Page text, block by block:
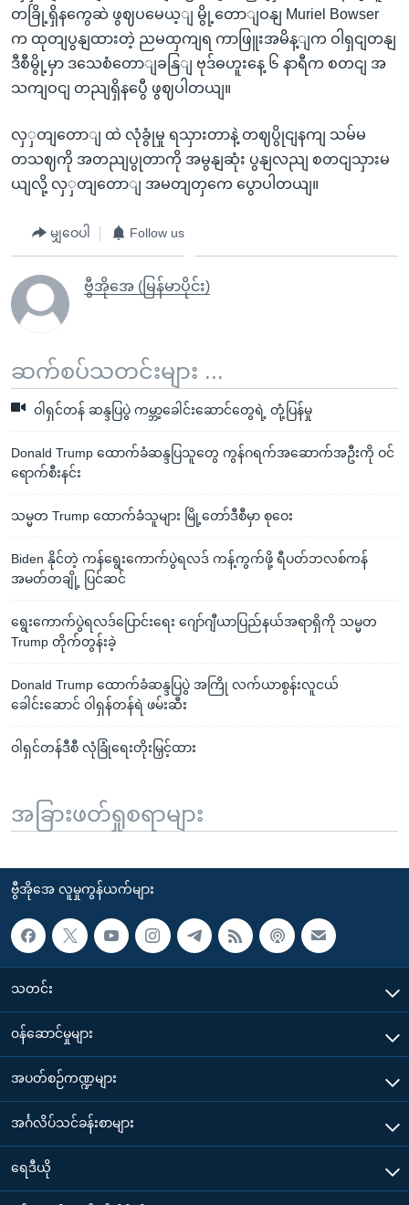
တခြို့ရှိနကွေဆဲ ဖွဈပမေယ့ျ မွို့တောျဝနျ Muriel Bowser
က ထုတျပွနျထားတဲ့ ညမထှကျရ ကာဖြူးအမိန့ျက ဝါရှငျတနျ
ဒီစီမွို့မှာ ဒသေစံတောျခနြျ ဗုဒ်ဓဟူးနေ့ ၆ နာရီက စတငျ အ
သကျဝငျ တညျရှိနပွေီ ဖွဈပါတယျ။
လှှတျတောျ ထဲ လုံခွုံမှု ရသှားတာနဲ့ တဈပွိုငျနကျ သမ်မ
တသဈကို အတညျပွုတာကို အမွနျဆုံး ပွနျလညျ စတငျသှားမ
ယျလို့ လှှတျတောျ အမတျတှကေ ပွောပါတယျ။
မျှဝေပါ Follow us
ဗွီအိုအေ (မြန်မာပိုင်း)
ဆက်စပ်သတင်းများ ...
ဝါရှင်တန် ဆန္ဒပြပွဲ ကမ္ဘာ့ခေါင်းဆောင်တွေရဲ့ တုံ့ပြန်မှု
Donald Trump ထောက်ခံဆန္ဒပြသူတွေ ကွန်ဂရက်အဆောက်အဦးကို ဝင်
ရောက်စီးနင်း
သမ္မတ Trump ထောက်ခံသူများ မြို့တော်ဒီစီမှာ စုဝေး
Biden နိုင်တဲ့ ကန်ရွေးကောက်ပွဲရလဒ် ကန့်ကွက်ဖို့ ရီပတ်ဘလစ်ကန်
အမတ်တချို့ ပြင်ဆင်
ရွေးကောက်ပွဲရလဒ်ပြောင်းရေး ဂျော်ဂျီယာပြည်နယ်အရာရှိကို သမ္မတ
Trump တိုက်တွန်းခဲ့
Donald Trump ထောက်ခံဆန္ဒပြပွဲ အကြို လက်ယာစွန်းလူငယ်
ခေါင်းဆောင် ဝါရှန်တန်ရဲ ဖမ်းဆီး
ဝါရှင်တန်ဒီစီ လုံခြုံရေးတိုးမြှင့်ထား
အခြားဖတ်ရှုစရာများ
ဗွီအိုအေ လူမှုကွန်ယက်များ
သတင်း
၀န်ဆောင်မှုများ
အပတ်စဉ်ကဏ္ဍများ
အင်္ဂလိပ်သင်ခန်းစာများ
ရေဒီယို